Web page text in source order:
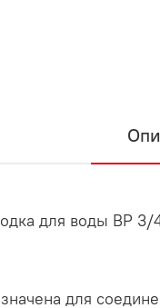
для воды ВР 3/
для